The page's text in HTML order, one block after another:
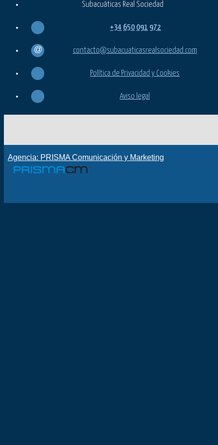
Subacuáticas Real Sociedad
+34 650 091 972
contacto@subacuaticasrealsociedad.com
Política de Privacidad y Cookies
Aviso legal
Agencia: PRISMA Comunicación y Marketing